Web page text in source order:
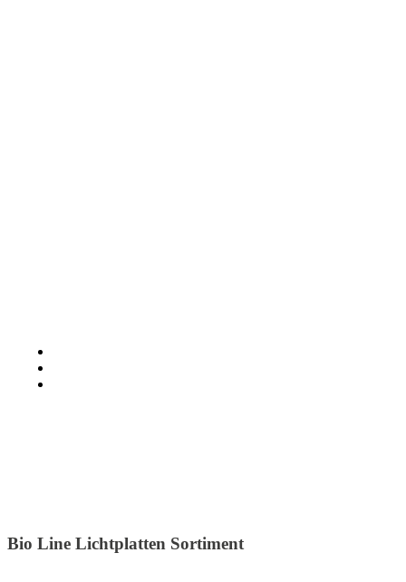
Bio Line Lichtplatten Sortiment